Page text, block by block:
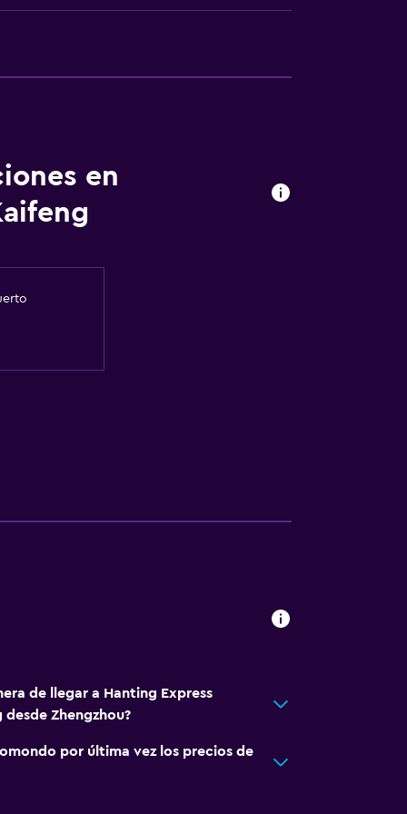
en
de llegar a Hanting Express
Zhengzhou?
por última vez los precios de